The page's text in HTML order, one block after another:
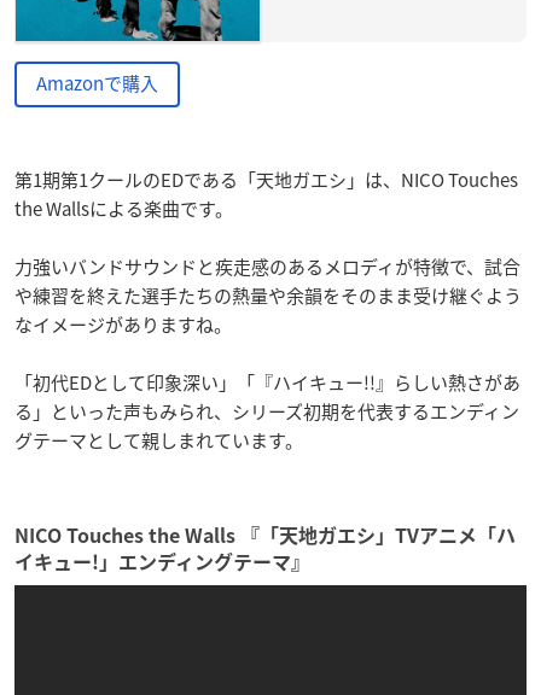
Amazonで購入
第1期第1クールのEDである「天地ガエシ」は、NICO Touches
the Wallsによる楽曲です。
力強いバンドサウンドと疾走感のあるメロディが特徴で、試合
や練習を終えた選手たちの熱量や余韻をそのまま受け継ぐよう
なイメージがありますね。
「初代EDとして印象深い」「『ハイキュー!!』らしい熱さがあ
る」といった声もみられ、シリーズ初期を代表するエンディン
グテーマとして親しまれています。
NICO Touches the Walls 『「天地ガエシ」TVアニメ「ハ
イキュー!」エンディングテーマ』